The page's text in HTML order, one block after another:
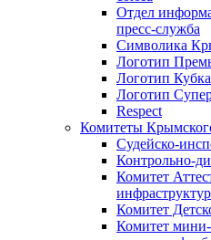
Отдел
пресс-служба
Символика
Логотип
Логотип
Логотип
Respect
Комитеты
Судейско-
Контрольно-
Комитет
Комитет
Комитет